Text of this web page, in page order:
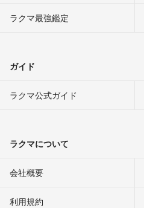
ラクマ最強鑑定
ガイド
ラクマ公式ガイド
ラクマについて
会社概要
利用規約